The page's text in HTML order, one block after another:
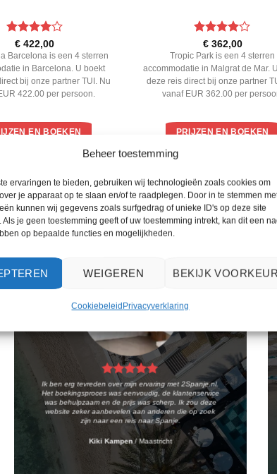
Beheer toestemming
ervaringen te bieden, gebruiken wij technologieën zoals cookies om
je apparaat op te slaan en/of te raadplegen. Door in te stemmen
kunnen wij gegevens zoals surfgedrag of unieke ID's op deze site
Als je geen toestemming geeft of uw toestemming intrekt, kan dit een
op bepaalde functies en mogelijkheden.
WEIGEREN BEKIJK
CookiebeleidPrivacyverklaring
Gewaardeerd
4uit 5
€ 422,00
Barcelona is een 4 sterren
in Barcelona. U boekt
bij onze partner TUI. Nu
422.00 per persoon.
EN BOEKEN
Gewaardeerd
4uit 5
€362,00
Tropic Park is een 4 sterren
accommodatie in Malgrat de Mar.
deze reis direct bij onze partner
vanaf EUR 362.00 per
PRIJZEN EN BOEKEN
WAT ZE OVER ONS ZEGGEN
Ik ben erg tevreden over mijn ervaring met 2Spanje.nl.
Het boekingsproces was eenvoudig, de klantenservice
was behulpzaam en de prijs was scherp. Ik zou deze
website zeker aanbevelen aan anderen die op zoek
zijn naar een reis naar Spanje.
Kiki Kampen /Maastricht